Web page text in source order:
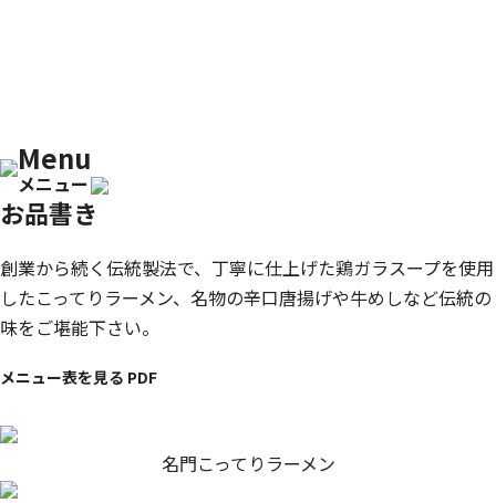
Menu
メニュー
お品書き
創業から続く伝統製法で、丁寧に仕上げた鶏ガラスープを使用
したこってりラーメン、名物の辛口唐揚げや牛めしなど伝統の
味をご堪能下さい。
メニュー表を見る PDF
名門こってりラーメン